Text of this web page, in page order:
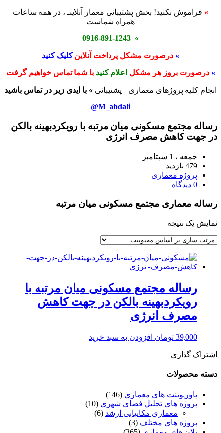
» فراموش نکنید! بخش پشتیبانی معمار آنلاینـ ، در همه ساعات
همراه شماست
» 0916-891-1243
» درصورت مشکل پرداخت آنلاینکلیک کنید
» درصورت بروز هر مشکل اعلام کنید با شما تماس خواهیم گرفت
انجام کلیه پروژهای معماری+ پشتیبانی » با ایدی زیر در تماس باشید
M_abdali@
رساله مجتمع مسکونی میان مرتبه با رویکردبهینه بالکن
در جهت کاهش مصرف انرژی
جمعه ، 1 سپتامبر
479 بازدید
پروژه معماری
0 دیدگاه
رساله معماری مجتمع مسکونی میان مرتبه
نمایش یک نتیجه
رساله مجتمع مسکونی میان مرتبه با
رویکردبهینه بالکن در جهت کاهش
مصرف انرژی
39,000 تومان افزودن به سبد خرید
اشتراک گذاری
دسته محصولات
پاورپوینت های معماری (146)
پروژه های تحلیل فضای شهری (10)
معماری مکانیابی ارشد (6)
پروژه های مختلف (3)